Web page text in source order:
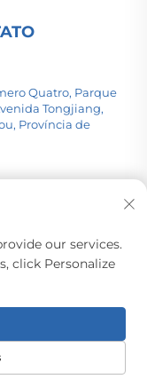
Quatro, Parque
Tongjiang,
Província de
Electric Equipment
Política de Privacidade
our services.
click Personalize